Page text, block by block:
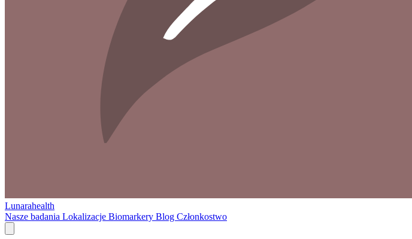
Lunarahealth
Nasze badania Lokalizacje Biomarkery Blog Członkostwo